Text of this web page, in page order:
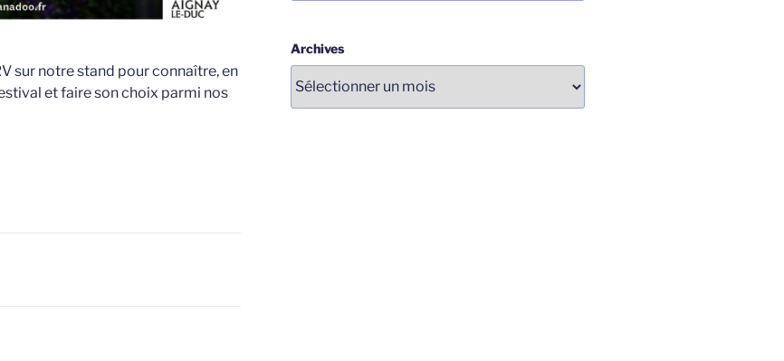
sur notre stand pour connaître, en
et faire son choix parmi nos
Archives